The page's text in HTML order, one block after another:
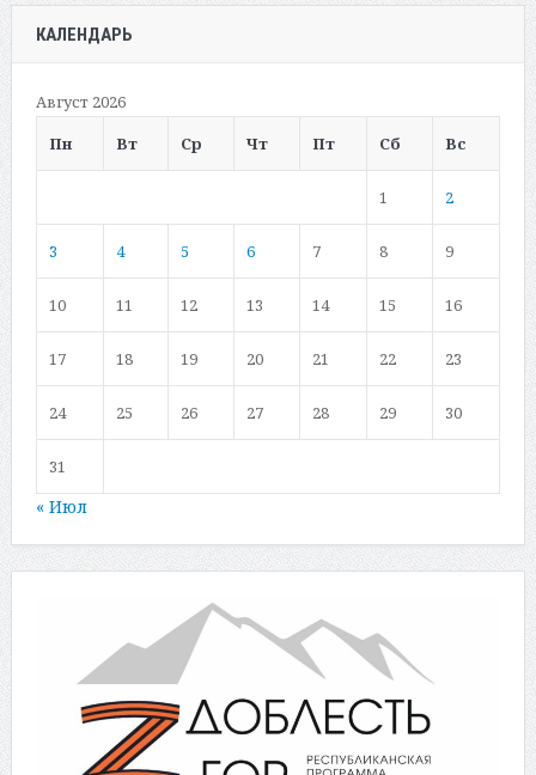
КАЛЕНДАРЬ
Август 2026
Пн
Вт Ср Чт Пт Сб Вс
1 2
3 4 5 6 7 8 9
10 11 12 13 14 15 16
17 18 19 20 21 22 23
24 25 26 27 28 29 30
31
« Июл